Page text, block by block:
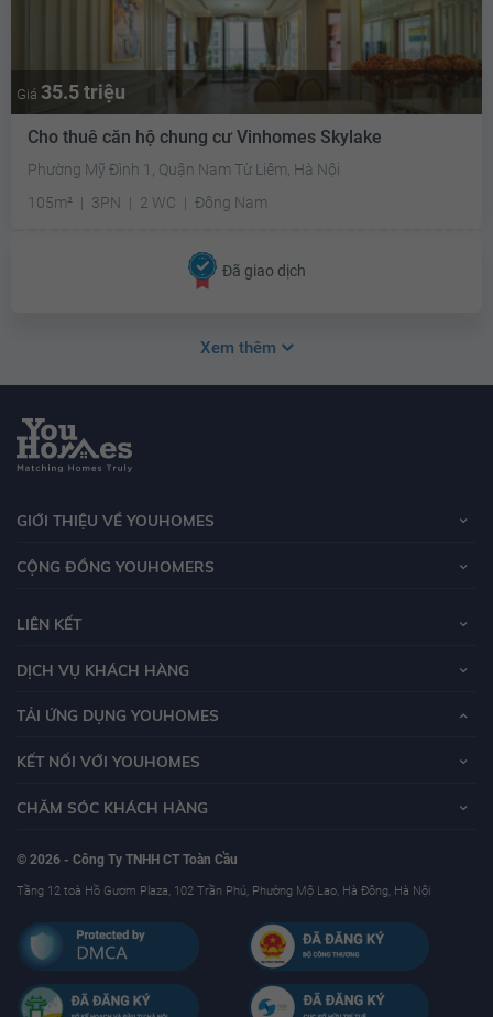
Giá 35.5 triệu
Cho thuê căn hộ chung cư Vinhomes Skylake
Phường Mỹ Đình 1, Quận Nam Từ Liêm, Hà Nội
105m²
3PN 2 WC Đông Nam
Đã giao dịch
Xem thêm
GIỚI THIỆU VỀ YOUHOMES
CỘNG ĐỒNG YOUHOMERS
LIÊN KẾT
DỊCH VỤ KHÁCH HÀNG
TẢI ỨNG DỤNG YOUHOMES
KẾT NỐI VỚI YOUHOMES
CHĂM SÓC KHÁCH HÀNG
© 2026 - Công Ty TNHH CT Toàn Cầu
Tầng 12 toà Hồ Gươm Plaza, 102 Trần Phú, Phường Mộ Lao, Hà Đông, Hà Nội